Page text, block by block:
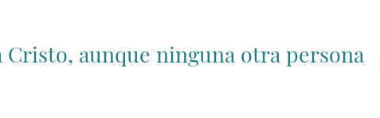
aunque ninguna otra persona